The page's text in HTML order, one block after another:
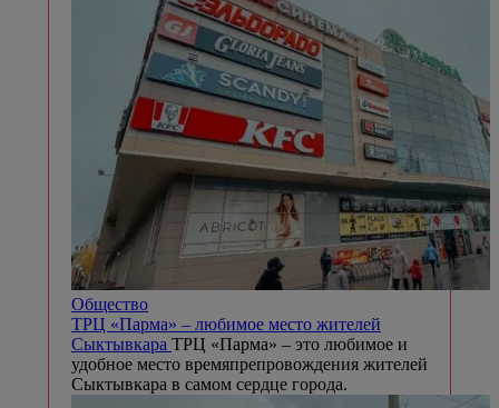
Общество
ТРЦ «Парма» – любимое место жителей
Сыктывкара ТРЦ «Парма» – это любимое и
удобное место времяпрепровождения жителей
Сыктывкара в самом сердце города.